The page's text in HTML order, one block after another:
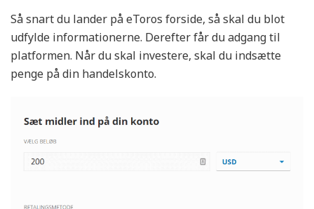
Tilbyder Aktiesparekonto
Tilbyder Ratepension, Livrente og Aldersopsparing
Kurtage fra
Fra 0 kr.
Vurdering af Mobilapp
Så snart du lander på eToros forside, så skal du blot
udfylde informationerne. Derefter får du adgang til
platformen. Når du skal investere, skal du indsætte
penge på din handelskonto.